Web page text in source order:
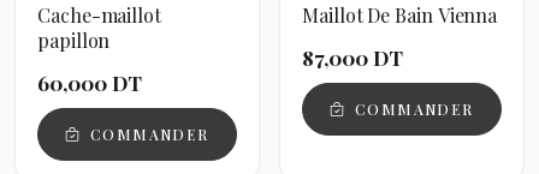
Cache-maillot
papillon
60,000 DT
COMMANDER
Maillot De Bain Vienna
87,000 DT
COMMANDER